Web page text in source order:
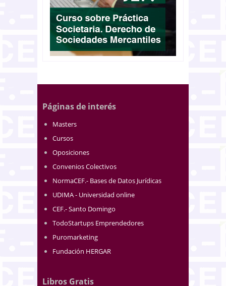
Páginas de interés
Masters
Cursos
Oposiciones
Convenios Colectivos
NormaCEF.- Bases de Datos Jurídicas
UDIMA - Universidad online
CEF.- Santo Domingo
TodoStartups Emprendedores
Puromarketing
Fundación HERGAR
Libros Gratis